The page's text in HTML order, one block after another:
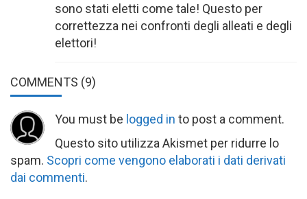
sono stati eletti come tale! Questo per
correttezza nei confronti degli alleati e degli
elettori!
COMMENTS (9)
You must be logged in to post a comment.
Questo sito utilizza Akismet per ridurre lo
spam. Scopri come vengono elaborati i dati derivati
dai commenti.